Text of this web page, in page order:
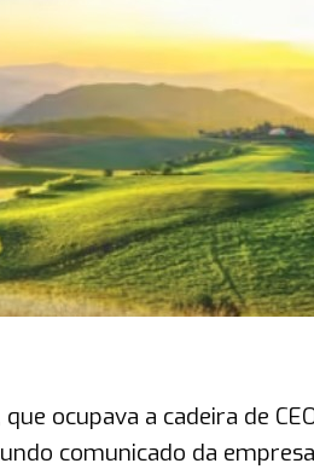
ocupava a cadeira de
comunicado da